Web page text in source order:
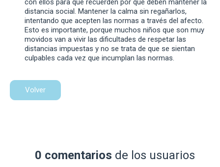
con ellos para que recuerden por qué deben mantener la
distancia social. Mantener la calma sin regañarlos,
intentando que acepten las normas a través del afecto.
Esto es importante, porque muchos niños que son muy
movidos van a vivir las dificultades de respetar las
distancias impuestas y no se trata de que se sientan
culpables cada vez que incumplan las normas.
Volver
0 comentarios de los usuarios